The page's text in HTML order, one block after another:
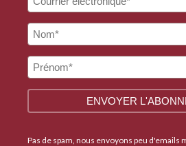
Pas de spam, nous envoyons peu d'emails